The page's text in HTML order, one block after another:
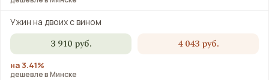
Ужин на двоих с вином
3 910 руб. 4 043 руб.
на 3.41%
дешевле в Минске